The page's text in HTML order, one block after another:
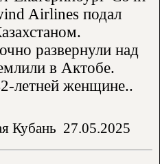
Airlines подал
развернули над
в Актобе.
летней женщине..
Кубань 27.05.2025